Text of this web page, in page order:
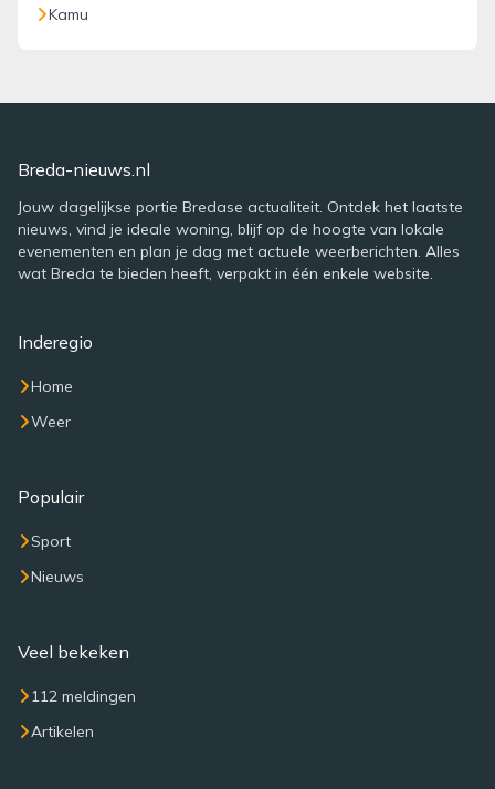
Kamu
Breda-nieuws.nl
Jouw dagelijkse portie Bredase actualiteit. Ontdek het laatste
nieuws, vind je ideale woning, blijf op de hoogte van lokale
evenementen en plan je dag met actuele weerberichten. Alles
wat Breda te bieden heeft, verpakt in één enkele website.
Inderegio
Home
Weer
Populair
Sport
Nieuws
Veel bekeken
112 meldingen
Artikelen